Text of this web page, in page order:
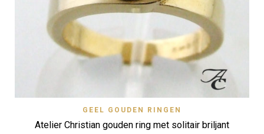
GEEL GOUDEN RINGEN
Atelier Christian gouden ring met solitair briljant